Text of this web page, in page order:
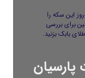
این سکه را
برای بررسی
بابکبزنید.